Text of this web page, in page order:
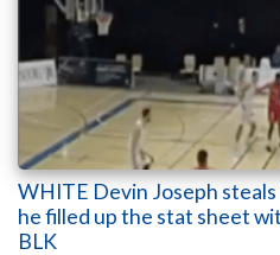
WHITE Devin Joseph
he filled up the stat sheet
BLK